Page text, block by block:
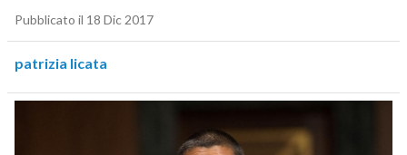
Pubblicato il 18 Dic 2017
patrizia licata